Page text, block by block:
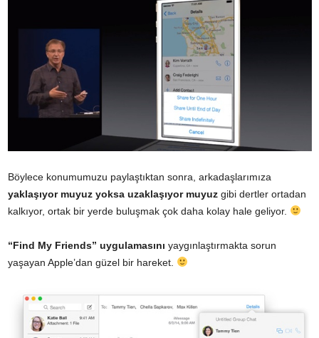
Böylece konumumuzu paylaştıktan sonra, arkadaşlarımıza
yaklaşıyor muyuz yoksa uzaklaşıyor muyuz gibi dertler ortadan
kalkıyor, ortak bir yerde buluşmak çok daha kolay hale geliyor.
“Find My Friends” uygulamasını yaygınlaştırmakta sorun
yaşayan Apple’dan güzel bir hareket.